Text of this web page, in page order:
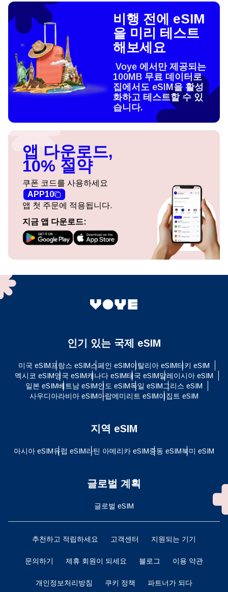
비행 전에 eSIM
을 미리 테스트
해보세요
Voye 에서만 제공되는
100MB 무료 데이터로
집에서도 eSIM을 활성
화하고 테스트할 수 있
습니다.
앱 다운로드,
10% 절약
쿠폰 코드를 사용하세요
APP10
앱 첫 주문에 적용됩니다.
지금 앱 다운로드:
인기 있는 국제 eSIM
미국 eSIM프랑스 eSIM스페인 eSIM이탈리아 eSIM터키 eSIM
멕시코 eSIM영국 eSIM캐나다 eSIM태국 eSIM말레이시아 eSIM
일본 eSIM베트남 eSIM인도 eSIM독일 eSIM그리스 eSIM
사우디아라비아 eSIM아랍에미리트 eSIM이집트 eSIM
지역 eSIM
아시아 eSIM유럽 ​​eSIM라틴 아메리카 eSIM중동 eSIM북미 eSIM
글로벌 계획
글로벌 eSIM
추천하고 적립하세요 고객센터 지원되는 기기
문의하기 제휴 회원이 되세요 블로그 이용 약관
개인정보처리방침 쿠키 정책 파트너가 되다